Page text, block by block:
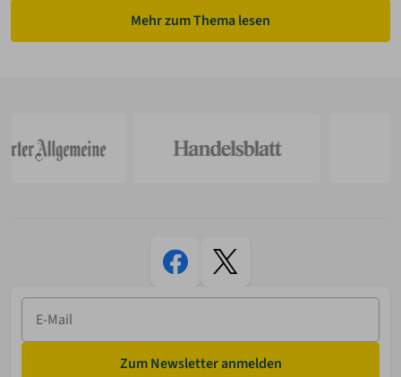
Mehr zum Thema lesen
E-
Mail
Zum Newsletter anmelden